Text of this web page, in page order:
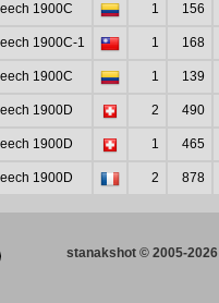
1900C 1 156
1900C-1 1 168
1900C 1 139
1900D 2 490
1900D 1 465
1900D 2 878
stanakshot © 2005-2026